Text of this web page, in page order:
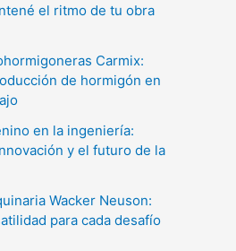
el ritmo de tu obra
Carmix:
de hormigón en
en la ingeniería:
y el futuro de la
Wacker Neuson:
para cada desafío